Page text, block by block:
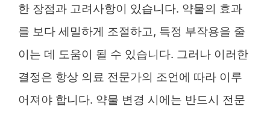
한 장점과 고려사항이 있습니다. 약물의 효과
를 보다 세밀하게 조절하고, 특정 부작용을 줄
이는 데 도움이 될 수 있습니다. 그러나 이러한
결정은 항상 의료 전문가의 조언에 따라 이루
어져야 합니다. 약물 변경 시에는 반드시 전문